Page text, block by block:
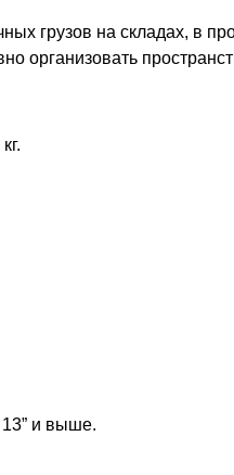
грузов на складах, в
и выше.